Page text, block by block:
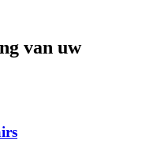
van uw